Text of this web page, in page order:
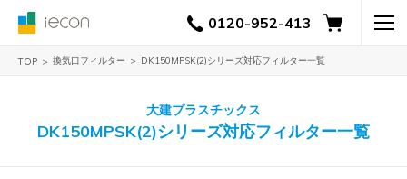
0120-952-413
TOP 換気口フィルター DK150MPSK(2)シリーズ対応フィルター一覧
大建プラスチックス
DK150MPSK(2)シリーズ対応フィルター一覧